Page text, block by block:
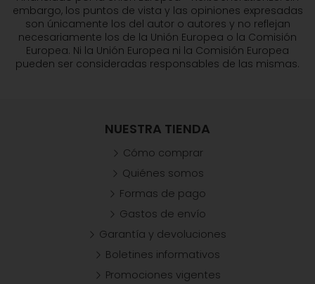
embargo, los puntos de vista y las opiniones expresadas
son únicamente los del autor o autores y no reflejan
necesariamente los de la Unión Europea o la Comisión
Europea. Ni la Unión Europea ni la Comisión Europea
pueden ser consideradas responsables de las mismas.
NUESTRA TIENDA
Cómo comprar
Quiénes somos
Formas de pago
Gastos de envío
Garantía y devoluciones
Boletines informativos
Promociones vigentes